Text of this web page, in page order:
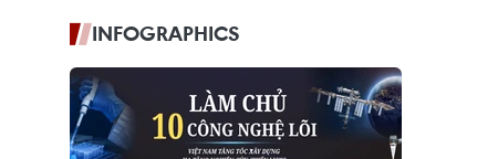
INFOGRAPHICS